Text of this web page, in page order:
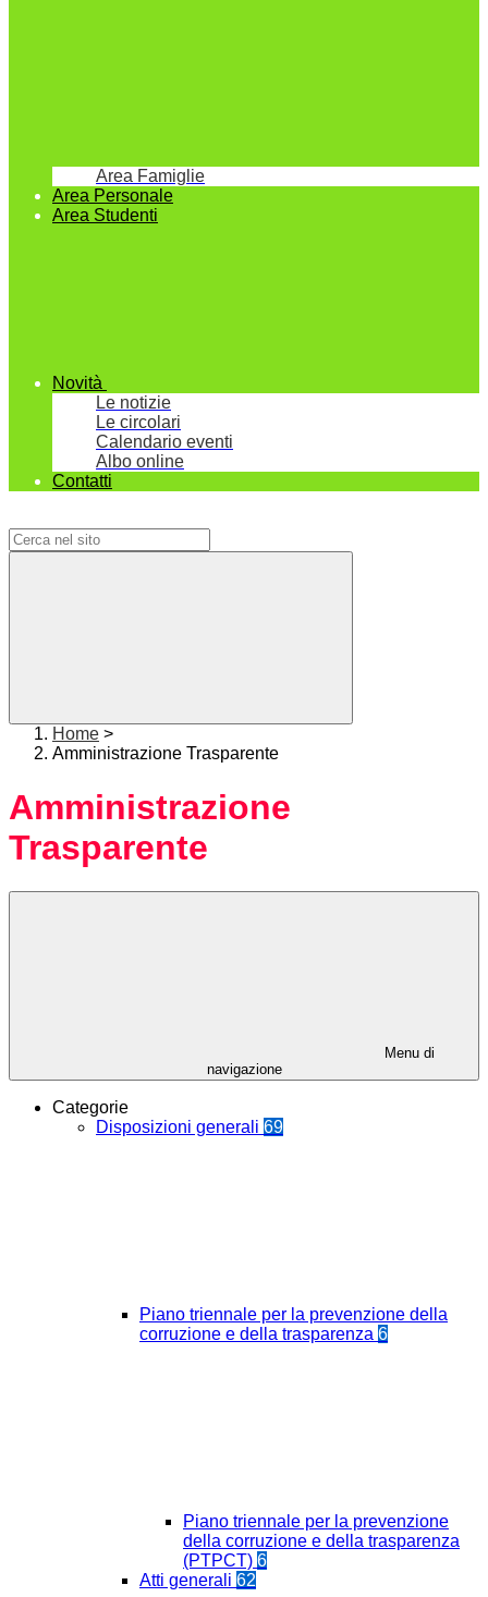
Area Famiglie
Area Personale
Area Studenti
Novità
Le notizie
Le circolari
Calendario eventi
Albo online
Contatti
Home >
Amministrazione Trasparente
Amministrazione
Trasparente
Menu di
navigazione
Categorie
Disposizioni generali 69
Piano triennale per la prevenzione della
corruzione e della trasparenza 6
Piano triennale per la prevenzione
della corruzione e della trasparenza
(PTPCT) 6
Atti generali 62